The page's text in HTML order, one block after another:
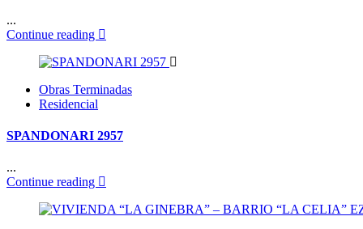
...
Continue reading
Obras Terminadas
Residencial
SPANDONARI 2957
...
Continue reading